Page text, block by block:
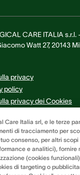
CARE ITALIA s.r.l. -
Watt 27, 20143
privacy
policy
privacy dei Cookies
cookie
Care Italia srl, e le terze
di tracciamento per
consenso, per altri
e analitici), fornire
(cookies
di targeting o